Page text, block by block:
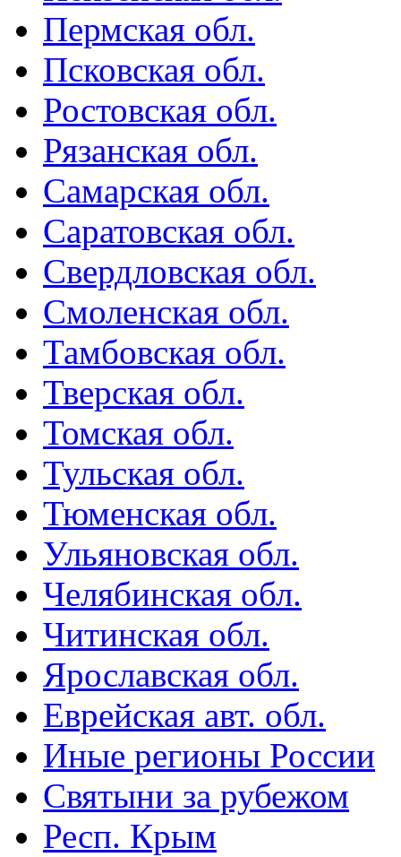
Пермская обл.
Псковская обл.
Ростовская обл.
Рязанская обл.
Самарская обл.
Саратовская обл.
Свердловская обл.
Смоленская обл.
Тамбовская обл.
Тверская обл.
Томская обл.
Тульская обл.
Тюменская обл.
Ульяновская обл.
Челябинская обл.
Читинская обл.
Ярославская обл.
Еврейская авт. обл.
Иные регионы России
Святыни за рубежом
Респ. Крым